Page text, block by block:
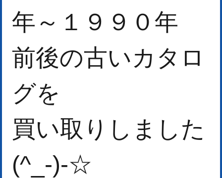
年～１９９０年
前後の古いカタロ
グを
買い取りしました
(^_-)-☆